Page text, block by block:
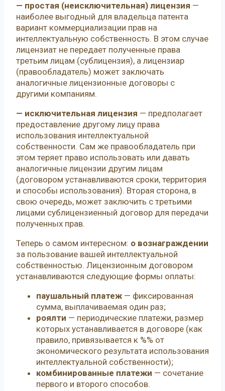
— простая (неисключительная) лицензия —
наиболее выгодный для владельца патента
вариант коммерциализации прав на
интеллектуальную собственность. В этом случае
лицензиат не передает полученные права
третьим лицам (сублицензия), а лицензиар
(правообладатель) может заключать
аналогичные лицензионные договоры с
другими компаниям.
— исключительная лицензия — предполагает
предоставление другому лицу права
использования интеллектуальной
собственности. Сам же правообладатель при
этом теряет право использовать или давать
аналогичные лицензии другим лицам
(договором устанавливаются сроки, территория
и способы использования). Вторая сторона, в
свою очередь, может заключить с третьими
лицами сублицензиенный договор для передачи
полученных прав.
Теперь о самом интересном: о вознаграждении
за пользование вашей интеллектуальной
собственностью. Лицензионным договором
устанавливаются следующие формы оплаты:
паушальный платеж — фиксированная
сумма, выплачиваемая один раз;
роялти — периодические платежи, размер
которых устанавливается в договоре (как
правило, привязывается к %% от
экономического результата использования
интеллектуальной собственности);
комбинированные платежи — сочетание
первого и второго способов.